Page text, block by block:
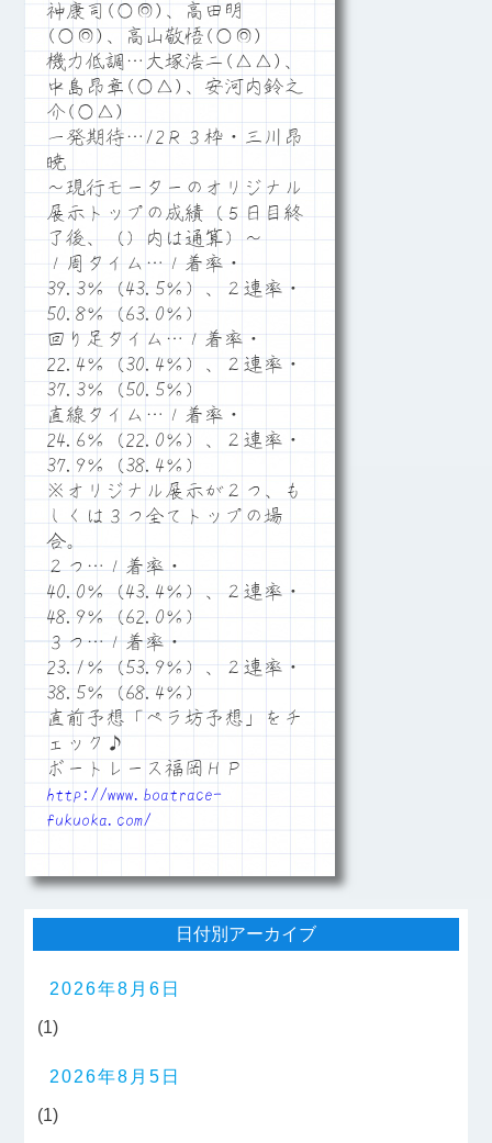
神康司(○◎)、高田明
(○◎)、高山敬悟(○◎)
機力低調…大塚浩二(△△)、
中島昂章(○△)、安河内鈴之
介(○△)
一発期待…12Ｒ３枠・三川昂
暁
～現行モーターのオリジナル
展示トップの成績（５日目終
了後、（）内は通算）～
１周タイム…１着率・
39.3％（43.5％）、２連率・
50.8％（63.0％）
回り足タイム…１着率・
22.4％（30.4％）、２連率・
37.3％（50.5％）
直線タイム…１着率・
24.6％（22.0％）、２連率・
37.9％（38.4％）
※オリジナル展示が２つ、も
しくは３つ全てトップの場
合。
２つ…１着率・
40.0％（43.4％）、２連率・
48.9％（62.0％）
３つ…１着率・
23.1％（53.9％）、２連率・
38.5％（68.4％）
直前予想「ペラ坊予想」をチ
ェック♪
ボートレース福岡ＨＰ
http://www.boatrace-
fukuoka.com/
日付別アーカイブ
2026年8月6日
(1)
2026年8月5日
(1)